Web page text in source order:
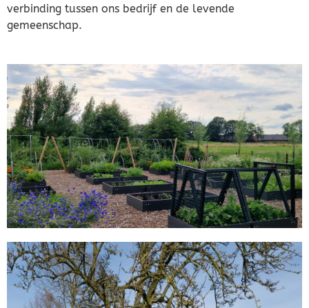
verbinding tussen ons bedrijf en de levende
gemeenschap.